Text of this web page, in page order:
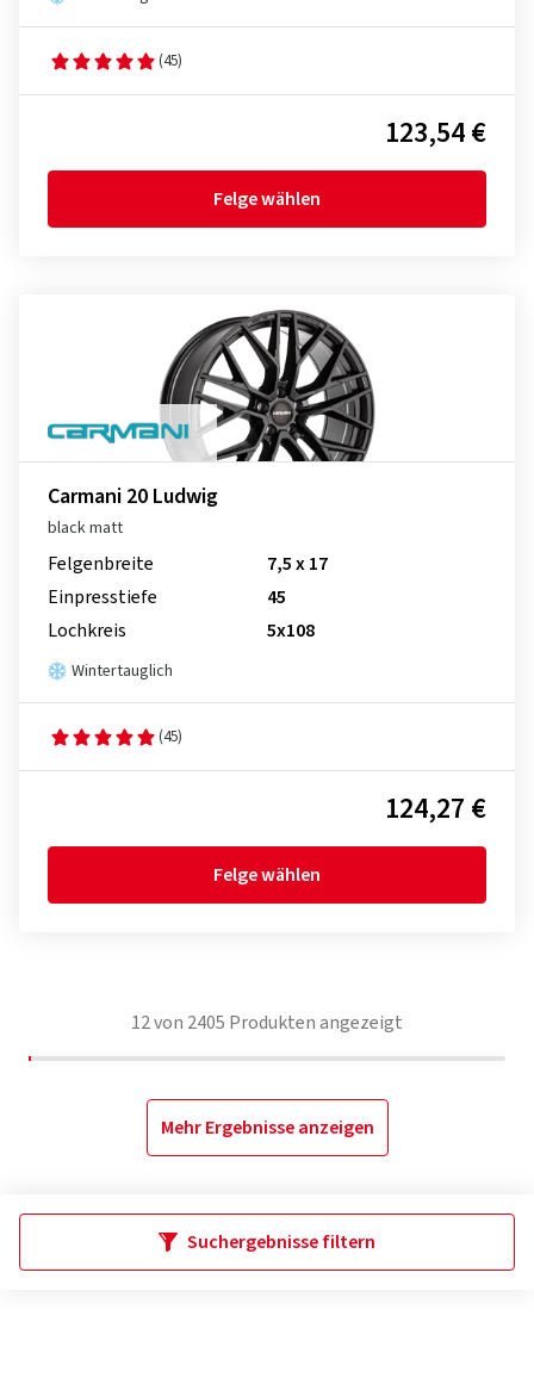
(45)
123,54 €
Felge wählen
Carmani 20 Ludwig
black matt
Felgenbreite
7,5 x 17
Einpresstiefe
45
Lochkreis
5x108
Wintertauglich
(45)
124,27 €
Felge wählen
12von 2405 Produkten angezeigt
Mehr Ergebnisse anzeigen
Suchergebnisse filtern